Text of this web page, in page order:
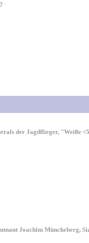
der Jagdflieger, "Weiße
Joachim Müncheberg,